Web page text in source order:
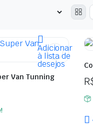
Adicionar
à lista de
desejos
Van Tunning